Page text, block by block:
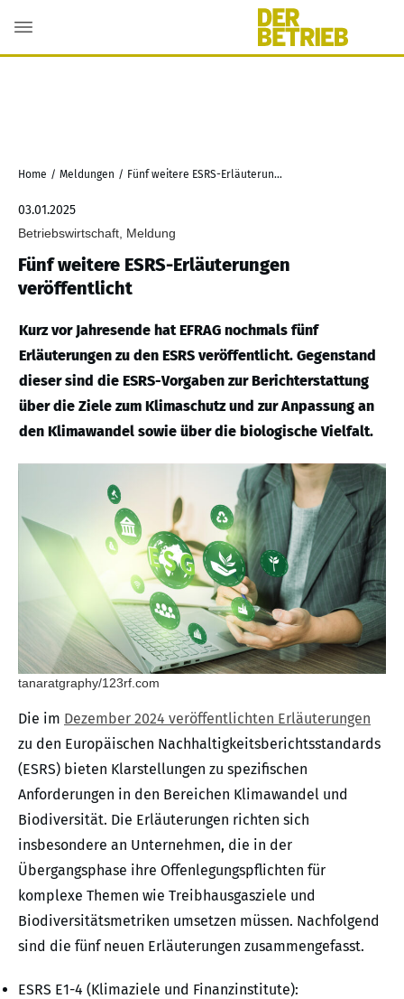
Home / Meldungen / Fünf weitere ESRS-Erläuterungen veröffentlicht
03.01.2025
Betriebswirtschaft, Meldung
Fünf weitere ESRS-Erläuterungen
veröffentlicht
Kurz vor Jahresende hat EFRAG nochmals fünf
Erläuterungen zu den ESRS veröffentlicht. Gegenstand
dieser sind die ESRS-Vorgaben zur Berichterstattung
über die Ziele zum Klimaschutz und zur Anpassung an
den Klimawandel sowie über die biologische Vielfalt.
tanaratgraphy/123rf.com
Die im Dezember 2024 veröffentlichten Erläuterungen
zu den Europäischen Nachhaltigkeitsberichtsstandards
(ESRS) bieten Klarstellungen zu spezifischen
Anforderungen in den Bereichen Klimawandel und
Biodiversität. Die Erläuterungen richten sich
insbesondere an Unternehmen, die in der
Übergangsphase ihre Offenlegungspflichten für
komplexe Themen wie Treibhausgasziele und
Biodiversitätsmetriken umsetzen müssen. Nachfolgend
sind die fünf neuen Erläuterungen zusammengefasst.
ESRS E1-4 (Klimaziele und Finanzinstitute):